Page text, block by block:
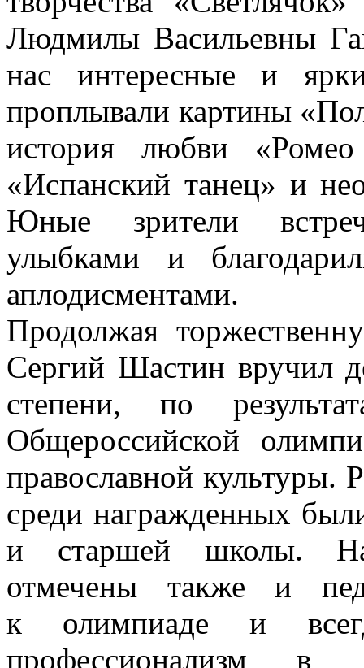
Людмилы Васильевны
нас интересные и
проплывали картины
история любви
«Испанский танец» и
Юные зрители
улыбками и
аплодисментами.
Продолжая
Сергий Шастин вручил
степени, по
Общероссийской
православной культуры.
среди награжденных
и старшей школы.
отмечены также и
к олимпиаде и
профессионализм в